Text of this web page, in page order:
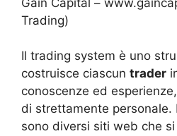
Trading)
Il trading system è uno
costruisce ciascun trader
conoscenze ed
di strettamente personale.
sono diversi siti web che